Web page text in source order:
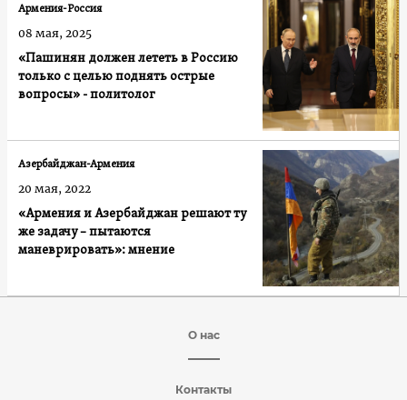
«Пашинян должен лететь в Россию
только с целью поднять острые
вопросы» - политолог
Армения-Россия
08 мая, 2025
«Армения и Азербайджан решают ту
же задачу – пытаются
маневрировать»: мнение
Азербайджан-Армения
20 мая, 2022
О нас
Контакты